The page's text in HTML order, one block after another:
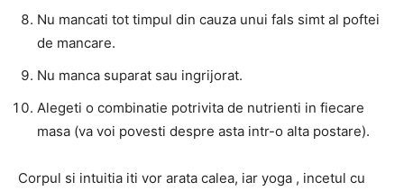
Nu mancati tot timpul din cauza unui fals simt al poftei
de mancare.
Nu manca suparat sau ingrijorat.
Alegeti o combinatie potrivita de nutrienti in fiecare
masa (va voi povesti despre asta intr-o alta postare).
Corpul si intuitia iti vor arata calea, iar yoga , incetul cu